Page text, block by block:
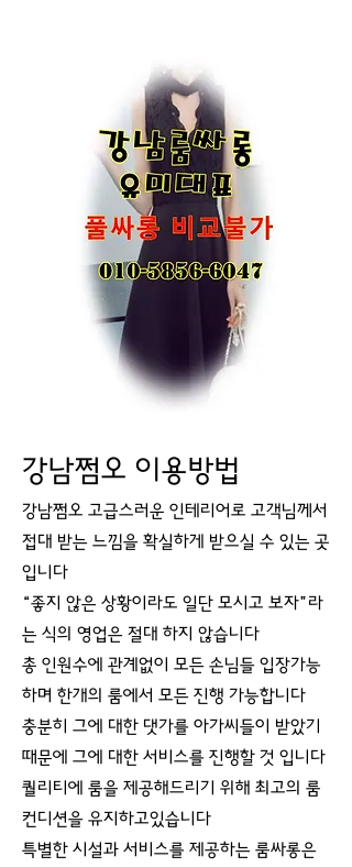
강남쩜오 이용방법
강남쩜오 고급스러운 인테리어로 고객님께서
접대 받는 느낌을 확실하게 받으실 수 있는 곳
입니다
“좋지 않은 상황이라도 일단 모시고 보자”라
는 식의 영업은 절대 하지 않습니다
총 인원수에 관계없이 모든 손님들 입장가능
하며 한개의 룸에서 모든 진행 가능합니다
충분히 그에 대한 댓가를 아가씨들이 받았기
때문에 그에 대한 서비스를 진행할 것 입니다
퀄리티에 룸을 제공해드리기 위해 최고의 룸
컨디션을 유지하고있습니다
특별한 시설과 서비스를 제공하는 룸싸롱은